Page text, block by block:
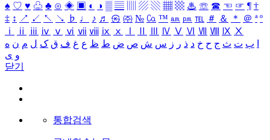
♠ ♡ ♥ ♧ ♣ ⊙ ◈ ▣ ◐ ◑ ▒ ▤ ▨ ▧ ▦ ▩ ♨ ☏ ☎ ☜ ☞ ¶ †
‡ ↕ ↗ ↙ ↖ ↘ ♭ ♩ ♪ ♬ ㉿ ㈜ № ㏇ ™ ㏂ ㏘ ℡ ＃ ＆ ＊ ＠ ª º
ⅰ
ⅱ ⅲ ⅳ ⅴ ⅵ ⅶ ⅷ ⅸ ⅹ Ⅳ Ⅴ Ⅵ Ⅶ Ⅷ Ⅸ Ⅹ
ب ت ث ج ح خ د ذ ر ز س ش ص ض ط ظ ع غ ف ق ک ل م ن ه
و ی
닫기
통합검색